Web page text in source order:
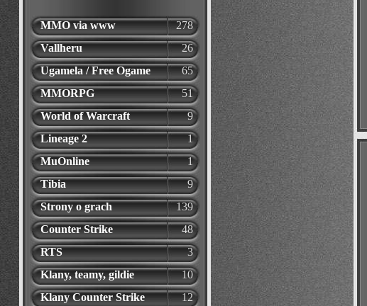
MMO via www
278
Vallheru
26
Ugamela / Free Ogame
65
MMORPG
51
World of Warcraft
9
Lineage 2
1
MuOnline
1
Tibia
9
Strony o grach
139
Counter Strike
48
RTS
3
Klany, teamy, gildie
10
Klany Counter Strike
12